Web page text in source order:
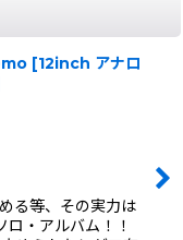
[12inch アナロ
る等、その実力は
ロ・アルバム！！